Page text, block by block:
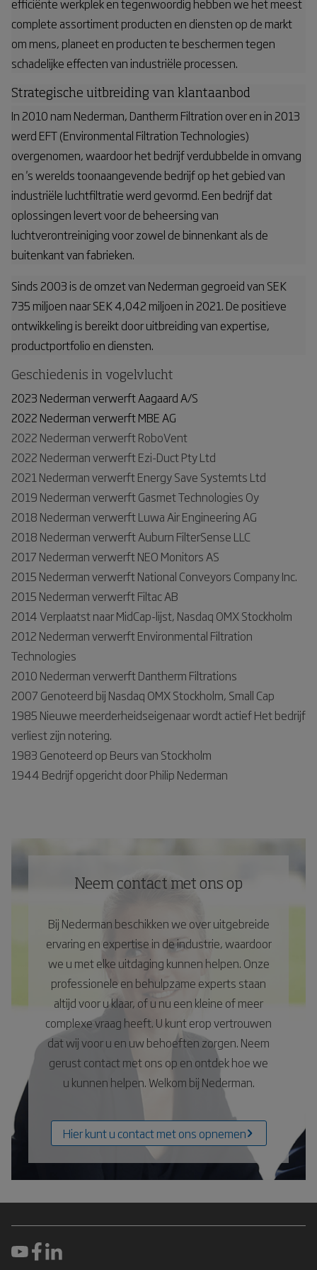
efficiënte werkplek en tegenwoordig hebben we het meest
complete assortiment producten en diensten op de markt
om mens, planeet en producten te beschermen tegen
schadelijke effecten van industriële processen.
Strategische uitbreiding van klantaanbod
In 2010 nam Nederman, Dantherm Filtration over en in 2013
werd EFT (Environmental Filtration Technologies)
overgenomen, waardoor het bedrijf verdubbelde in omvang
en 's werelds toonaangevende bedrijf op het gebied van
industriële luchtfiltratie werd gevormd. Een bedrijf dat
oplossingen levert voor de beheersing van
luchtverontreiniging voor zowel de binnenkant als de
buitenkant van fabrieken.
Sinds 2003 is de omzet van Nederman gegroeid van SEK
735 miljoen naar SEK 4,042 miljoen in 2021. De positieve
ontwikkeling is bereikt door uitbreiding van expertise,
productportfolio en diensten.
Geschiedenis in vogelvlucht
2023 Nederman verwerft Aagaard A/S
2022 Nederman verwerft MBE AG
2022 Nederman verwerft RoboVent
2022 Nederman verwerft Ezi-Duct Pty Ltd
2021 Nederman verwerft Energy Save Systemts Ltd
2019 Nederman verwerft Gasmet Technologies Oy
2018 Nederman verwerft Luwa Air Engineering AG
2018 Nederman verwerft Auburn FilterSense LLC
2017 Nederman verwerft NEO Monitors AS
2015 Nederman verwerft National Conveyors Company Inc.
2015 Nederman verwerft Filtac AB
2014 Verplaatst naar MidCap-lijst, Nasdaq OMX Stockholm
2012 Nederman verwerft Environmental Filtration
Technologies
2010 Nederman verwerft Dantherm Filtrations
2007 Genoteerd bij Nasdaq OMX Stockholm, Small Cap
1985 Nieuwe meerderheidseigenaar wordt actief Het bedrijf
verliest zijn notering.
1983 Genoteerd op Beurs van Stockholm
1944 Bedrijf opgericht door Philip Nederman
Neem contact met ons op
Bij Nederman beschikken we over uitgebreide
ervaring en expertise in de industrie, waardoor
we u met elke uitdaging kunnen helpen. Onze
professionele en behulpzame experts staan
altijd voor u klaar, of u nu een kleine of meer
complexe vraag heeft. U kunt erop vertrouwen
dat wij voor u en uw behoeften zorgen. Neem
gerust contact met ons op en ontdek hoe we
u kunnen helpen. Welkom bij Nederman.
Hier kunt u contact met ons opnemen